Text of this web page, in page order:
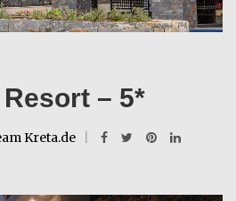
– 5*
Kreta.de